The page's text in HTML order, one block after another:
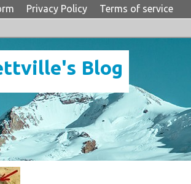
Privacy Policy Terms of service
Blog